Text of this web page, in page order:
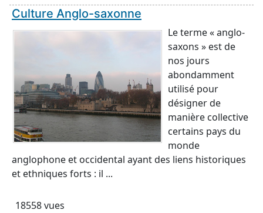
Culture Anglo-saxonne
Le terme « anglo-
saxons » est de
nos jours
abondamment
utilisé pour
désigner de
manière collective
certains pays du
monde
anglophone et occidental ayant des liens historiques
et ethniques forts : il ...
18558 vues